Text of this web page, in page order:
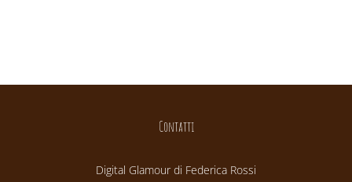
Contatti
Digital Glamour di Federica Rossi